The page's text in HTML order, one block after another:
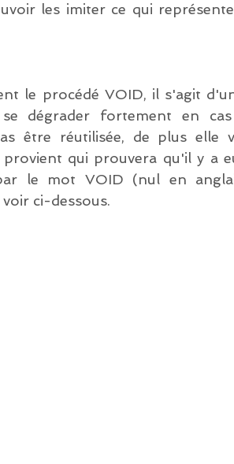
les imiter ce qui
le procédé VOID, il s'agit
dégrader fortement en
être réutilisée, de plus elle
qui prouvera qu'il y a
le mot VOID (nul en
ci-dessous.